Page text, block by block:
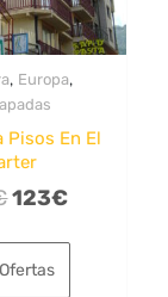
, Europa,
Pisos En El
El
original
123€El